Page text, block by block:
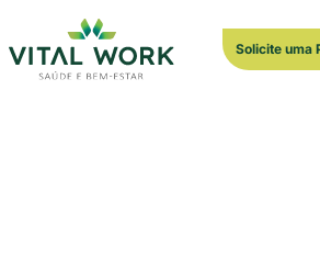
Solicite uma